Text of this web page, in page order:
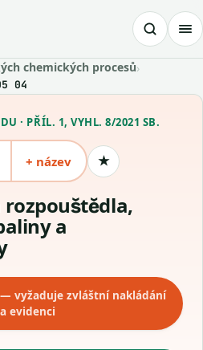
chemických procesů›
04
· PŘÍL. 1, VYHL. 8/2021 SB.
+ název ★Uložit kód
a
— vyžaduje zvláštní nakládání
a evidenci